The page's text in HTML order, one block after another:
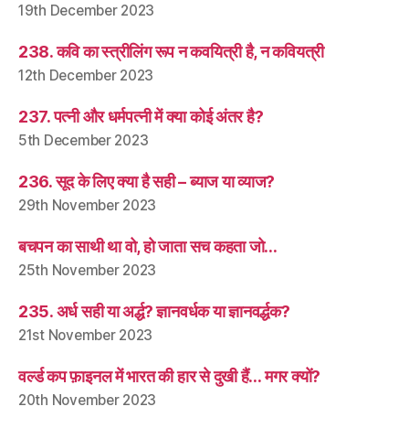
19th December 2023
238. कवि का स्त्रीलिंग रूप न कवयित्री है, न कवियत्री
12th December 2023
237. पत्नी और धर्मपत्नी में क्या कोई अंतर है?
5th December 2023
236. सूद के लिए क्या है सही – ब्याज या व्याज?
29th November 2023
बचपन का साथी था वो, हो जाता सच कहता जो…
25th November 2023
235. अर्ध सही या अर्द्ध? ज्ञानवर्धक या ज्ञानवर्द्धक?
21st November 2023
वर्ल्ड कप फ़ाइनल में भारत की हार से दुखी हैं… मगर क्यों?
20th November 2023